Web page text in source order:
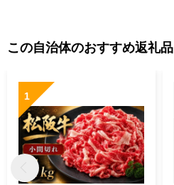
この自治体のおすすめ返礼品
1